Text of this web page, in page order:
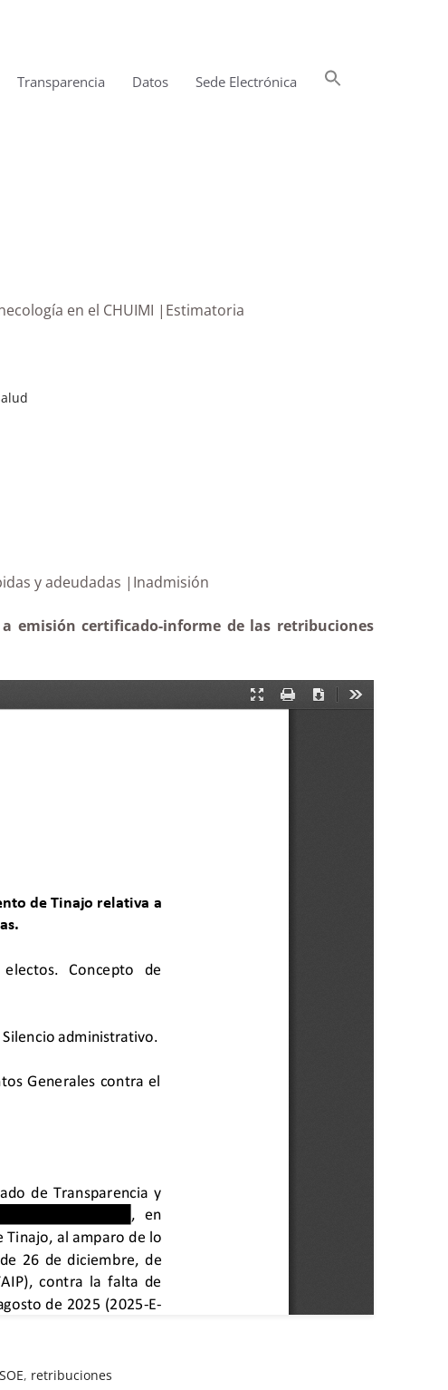
Transparencia Datos Sede Electrónica
en el CHUIMI |Estimatoria
y adeudadas |Inadmisión
emisión certificado-informe de las retribuciones
, retribuciones